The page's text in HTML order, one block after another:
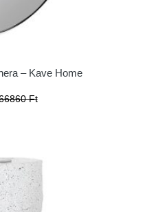
– Kave Home
Ft